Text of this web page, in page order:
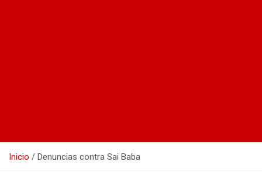
Inicio Denuncias contra Sai Baba